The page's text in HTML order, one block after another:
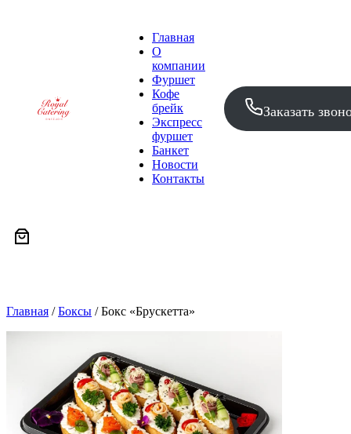
Главная
О
компании
Фуршет
Кофе
брейк
Экспресс
фуршет
Банкет
Новости
Контакты
Заказать
Главная / Боксы /Бокс «Брускетта»